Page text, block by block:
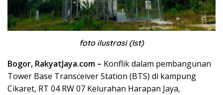
foto ilustrasi (Ist)
Bogor, RakyatJaya.com – Konflik dalam pembangunan
Tower Base Transceiver Station (BTS) di kampung
Cikaret, RT 04 RW 07 Kelurahan Harapan Jaya,